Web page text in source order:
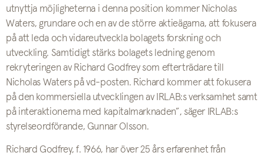
utnyttja möjligheterna i denna position kommer Nicholas
Waters, grundare och en av de större aktieägarna, att fokusera
på att leda och vidareutveckla bolagets forskning och
utveckling. Samtidigt stärks bolagets ledning genom
rekryteringen av Richard Godfrey som efterträdare till
Nicholas Waters på vd-posten. Richard kommer att fokusera
på den kommersiella utvecklingen av IRLAB:s verksamhet samt
på interaktionerna med kapitalmarknaden”, säger IRLAB:s
styrelseordförande, Gunnar Olsson.
Richard Godfrey, f. 1966, har över 25 års erfarenhet från